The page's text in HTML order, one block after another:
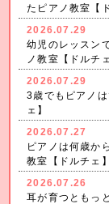
たピアノ教室【
2026.07.29
幼児のレッスン
ノ教室【ドルチ
2026.07.29
3歳でもピアノ
ェ】
2026.07.27
ピアノは何歳か
教室【ドルチェ】
2026.07.26
耳が育つともっ